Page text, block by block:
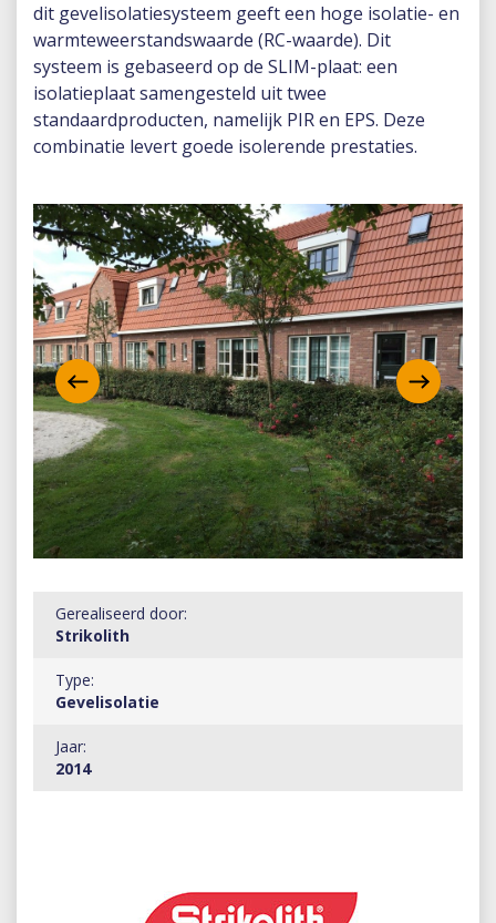
dit gevelisolatiesysteem geeft een hoge isolatie- en
warmteweerstandswaarde (RC-waarde). Dit
systeem is gebaseerd op de SLIM-plaat: een
isolatieplaat samengesteld uit twee
standaardproducten, namelijk PIR en EPS. Deze
combinatie levert goede isolerende prestaties.
Gerealiseerd door:
Strikolith
Type:
Gevelisolatie
Jaar:
2014